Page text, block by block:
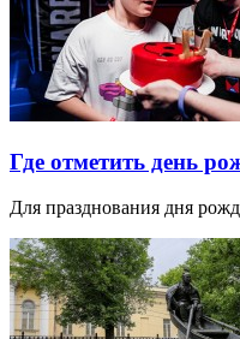
Где отметить день
Для празднования дня